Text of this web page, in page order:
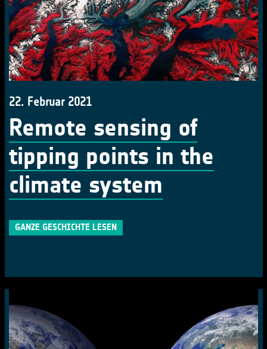
22. Februar 2021
Remote sensing of
tipping points in the
climate system
GANZE GESCHICHTE LESEN